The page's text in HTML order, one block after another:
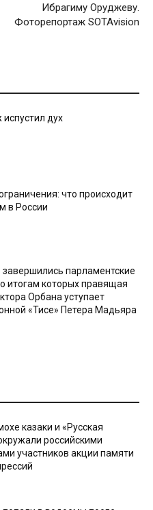
Ибрагиму Оруджеву.
Фоторепортаж SOTAvision
дух
что происходит
в России
завершились парламентские
итогам которых правящая
Орбана уступает
«Тисе» Петера Мадьяра
казаки и «Русская
российскими
участников акции памяти